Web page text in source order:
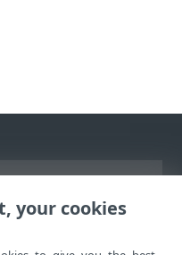
znanja
your cookies